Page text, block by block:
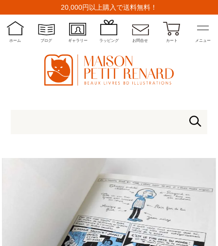
20,000円以上購入で送料無料！
ホーム ブログ ギャラリー ラッピング お問合せ カート メニュー